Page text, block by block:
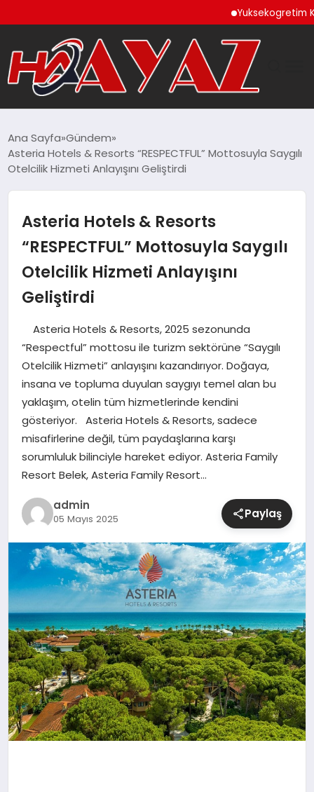
Yuksekogretim
DÜNYA
MAGAZIN
SIYASET
SPOR
TEKNOLOJI
YAŞAM
Ana Sayfa Gündem
Asteria Hotels & Resorts “RESPECTFUL” Mottosuyla Saygılı
Otelcilik Hizmeti Anlayışını Geliştirdi
Asteria Hotels & Resorts
“RESPECTFUL” Mottosuyla Saygılı
Otelcilik Hizmeti Anlayışını
Geliştirdi
Asteria Hotels & Resorts, 2025 sezonunda
“Respectful” mottosu ile turizm sektörüne “Saygılı
Otelcilik Hizmeti” anlayışını kazandırıyor. Doğaya,
insana ve topluma duyulan saygıyı temel alan bu
yaklaşım, otelin tüm hizmetlerinde kendini
gösteriyor. Asteria Hotels & Resorts, sadece
misafirlerine değil, tüm paydaşlarına karşı
sorumluluk bilinciyle hareket ediyor. Asteria Family
Resort Belek, Asteria Family Resort…
admin
05 Mayıs 2025 Paylaş